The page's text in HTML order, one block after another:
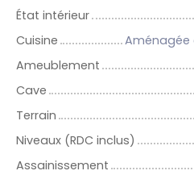
État intérieur
Cuisine
Ameublement
Cave
Terrain
Niveaux (RDC inclus)
Assainissement